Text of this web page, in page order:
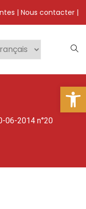
| Nous contacter |
06-2014 n°20